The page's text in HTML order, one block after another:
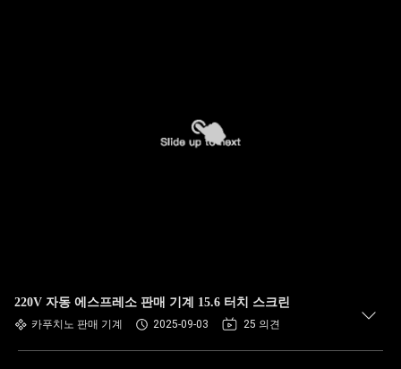
220V 자동 에스프레소 판매 기계 15.6 터치 스크린
카푸치노 판매 기계 2025-09-03 25 의견